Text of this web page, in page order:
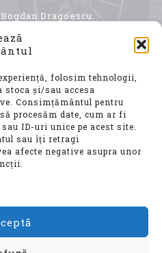
folosim tehnologii,
și/sau accesa
Consimțământul pentru
procesăm date, cum ar fi
ID-uri unice pe acest site.
sau îți retragi
afecte negative asupra unor
Bogdan Dragoescu.
second hand, este
implică nu doar o
ci și o
confortul, siguranța și
zile.
Toate drepturile